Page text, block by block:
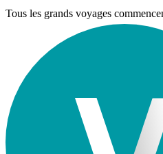
Tous les grands voyages